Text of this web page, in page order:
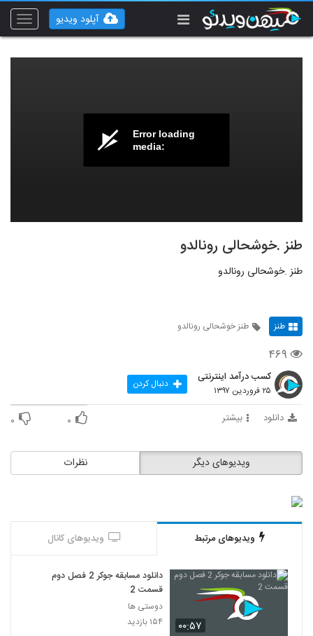
Toggle
آپلود ویدیو
Error loading
media:
طنز .خوشحالی رونالدو
طنز .خوشحالی رونالدو
طنز طنز خوشحالی رونالدو
۴۶۹
کسب درآمد اینترنتی
۲۵ فروردین ۱۳۹۷ دنبال کردن
دانلود بیشتر ۰ ۰
نظرات ویدیوهای دیگر
ویدیوهای مرتبط ویدیوهای کانال
۰۰:۵۷
دانلود مسابقه جوکر 2 فصل دوم
قسمت 2
دوستی ها
۱۵۴ بازدید